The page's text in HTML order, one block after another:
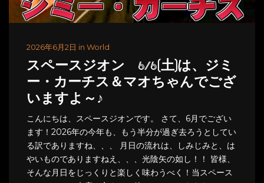
2026年6月2日 in World
スペースジオン 6/6(土)は、ジミ
ー・カーチス＆マオちゃんでござ
いますよ～♪
こんにちは、スペースジオンです。 さて、6月でござい
ます！2026年の今年も、もう半分が過ぎ去ろうとしてい
る訳でありますね、、、 月日の流れは、しみじみと、は
やいものでありますねえ、、、光陰矢の如し！！ 皆様、
そんな月日をじっくりと楽しく味わうべく！当スペース